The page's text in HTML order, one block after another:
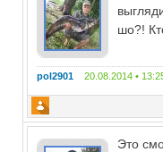
шо?!
pol2901 20.08.2014 •
Это